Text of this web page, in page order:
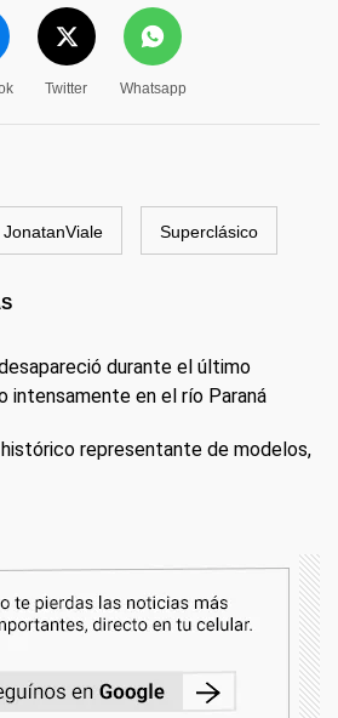
Twitter Whatsapp
JonatanViale Superclásico
durante el último
intensamente en el río Paraná
histórico representante de modelos,